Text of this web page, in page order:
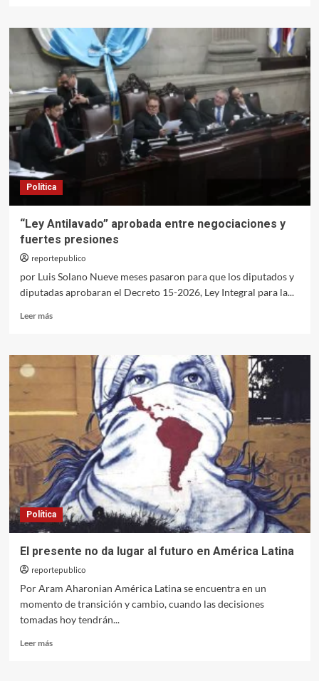
El
papel
anestésico
del
mundial
futbolero
Política
“Ley Antilavado” aprobada entre negociaciones y
fuertes presiones
reportepublico
por Luis Solano Nueve meses pasaron para que los diputados y
diputadas aprobaran el Decreto 15-2026, Ley Integral para la...
Leer másLeer
“Ley
Antilavado”
negociaciones
fuertes
presiones
Política
El presente no da lugar al futuro en América Latina
reportepublico
Por Aram Aharonian América Latina se encuentra en un
momento de transición y cambio, cuando las decisiones
tomadas hoy tendrán...
Leer másLeer